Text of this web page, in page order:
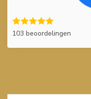
103 beoordelingen